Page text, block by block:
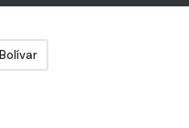
Bolívar